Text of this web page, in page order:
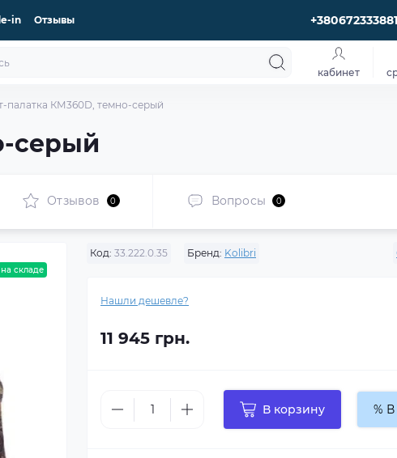
in Отзывы +380672333881
кабинет
палатка КМ360D, темно-серый
серый
Отзывов 0 Вопросы 0
на складе
Код: 33.222.0.35 Бренд: Kolibri
Нашли дешевле?
11 945 грн.
В корзину %